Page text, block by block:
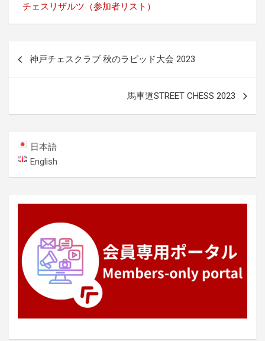
チェスリザルツ（参加者リスト）
ー
シ
ョ
ン
神戸チェスクラブ 秋のラピッド大会 2023
馬車道STREET CHESS 2023
日本語
English